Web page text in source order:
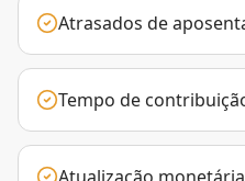
Atrasados de
Tempo de